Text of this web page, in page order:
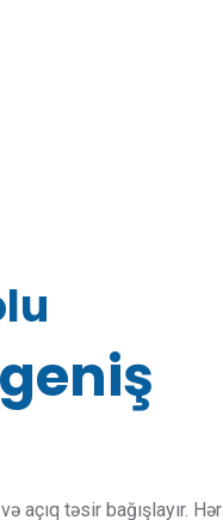
təsir bağışlayır. Hər